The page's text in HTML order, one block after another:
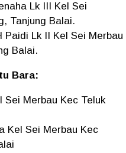
Lk III Kel Sei
Tanjung Balai.
Paidi Lk II Kel Sei Merbau
Balai.
Bara:
Sei Merbau Kec Teluk
Kel Sei Merbau Kec